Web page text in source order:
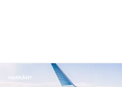
HARKÁNY